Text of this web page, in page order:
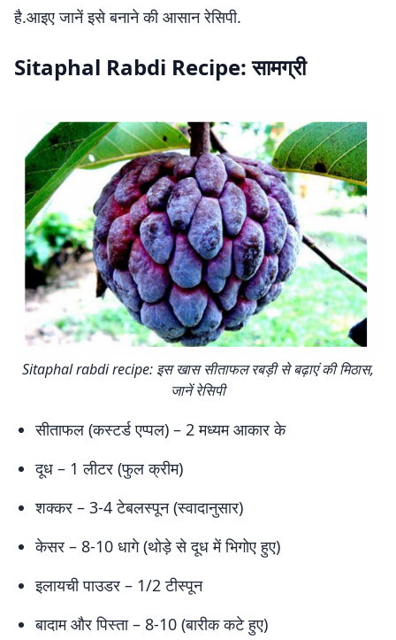
है.आइए जानें इसे बनाने की आसान रेसिपी.
Sitaphal Rabdi Recipe: सामग्री
Sitaphal rabdi recipe: इस खास सीताफल रबड़ी से बढ़ाएं की मिठास,
जानें रेसिपी
सीताफल (कस्टर्ड एप्पल) – 2 मध्यम आकार के
दूध – 1 लीटर (फुल क्रीम)
शक्कर – 3-4 टेबलस्पून (स्वादानुसार)
केसर – 8-10 धागे (थोड़े से दूध में भिगोए हुए)
इलायची पाउडर – 1/2 टीस्पून
बादाम और पिस्ता – 8-10 (बारीक कटे हुए)